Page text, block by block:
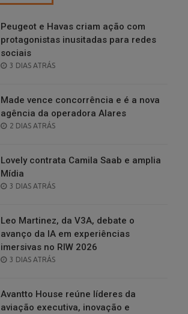
Peugeot e Havas criam ação com
protagonistas inusitadas para redes
sociais
POSTED
3 DIAS ATRÁS
Made vence concorrência e é a nova
agência da operadora Alares
POSTED
2 DIAS ATRÁS
Lovely contrata Camila Saab e amplia
Mídia
POSTED
3 DIAS ATRÁS
Leo Martinez, da V3A, debate o
avanço da IA em experiências
imersivas no RIW 2026
POSTED
3 DIAS ATRÁS
Avantto House reúne líderes da
aviação executiva, inovação e